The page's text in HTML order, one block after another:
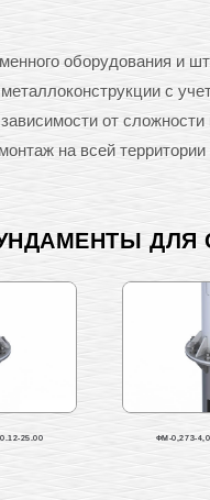
оборудования
с
от
на всей
25.00 ФМ-0,273-